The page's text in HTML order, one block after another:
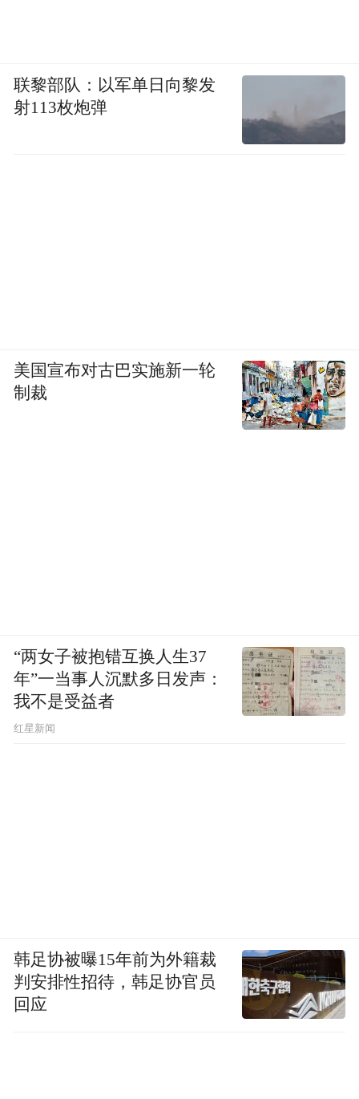
联黎部队：以军单日向黎发
射113枚炮弹
美国宣布对古巴实施新一轮
制裁
“两女子被抱错互换人生37
年”一当事人沉默多日发声：
我不是受益者
红星新闻
韩足协被曝15年前为外籍裁
判安排性招待，韩足协官员
回应